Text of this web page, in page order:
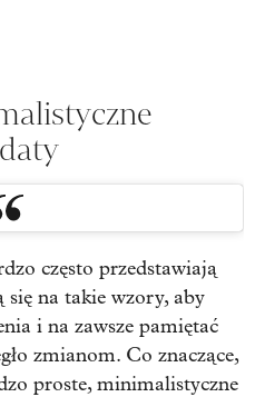
często przedstawiają
na takie wzory, aby
i na zawsze pamiętać
zmianom. Co znaczące,
proste, minimalistyczne